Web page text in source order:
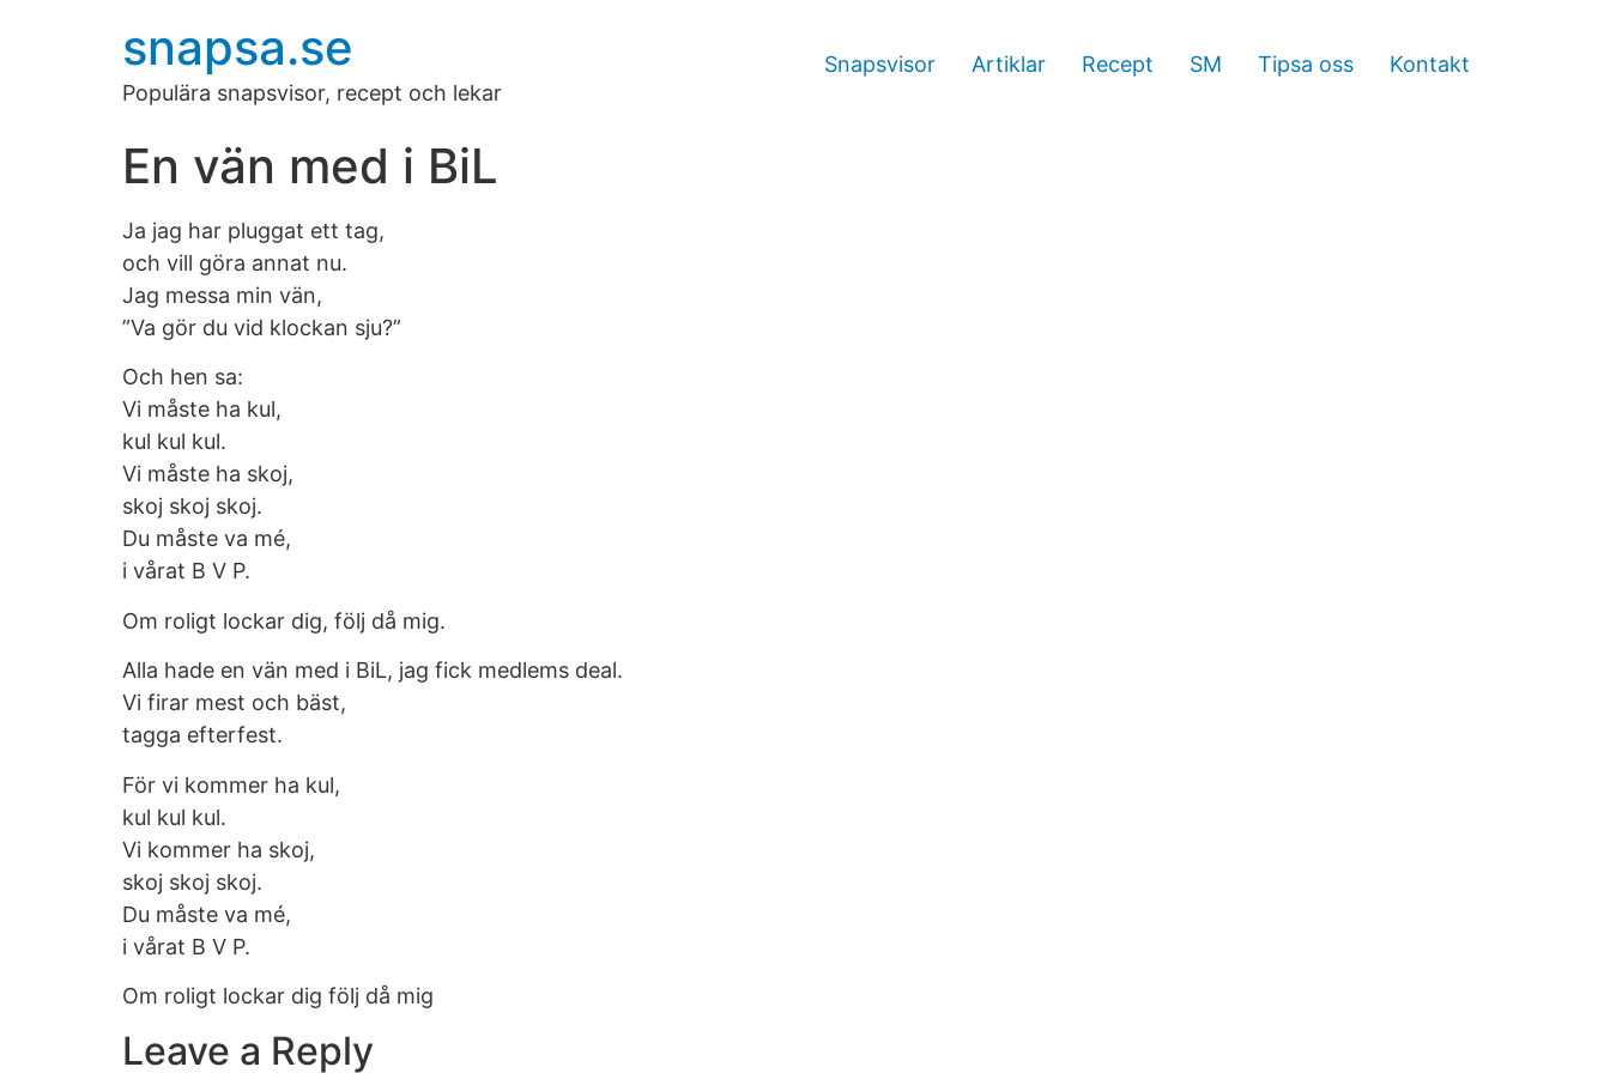
snapsa.se
Populära snapsvisor, recept och lekar
Snapsvisor Artiklar Recept SM Tipsa oss Kontakt
En vän med i BiL
Ja jag har pluggat ett tag,
och vill göra annat nu.
Jag messa min vän,
”Va gör du vid klockan sju?”
Och hen sa:
Vi måste ha kul,
kul kul kul.
Vi måste ha skoj,
skoj skoj skoj.
Du måste va mé,
i vårat B V P.
Om roligt lockar dig, följ då mig.
Alla hade en vän med i BiL, jag fick medlems deal.
Vi firar mest och bäst,
tagga efterfest.
För vi kommer ha kul,
kul kul kul.
Vi kommer ha skoj,
skoj skoj skoj.
Du måste va mé,
i vårat B V P.
Om roligt lockar dig följ då mig
Leave a Reply